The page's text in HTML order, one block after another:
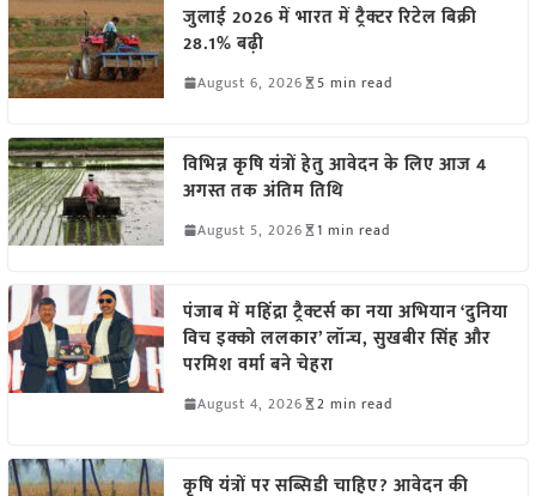
जुलाई 2026 में भारत में ट्रैक्टर रिटेल बिक्री
28.1% बढ़ी
August 6, 2026 5 min read
विभिन्न कृषि यंत्रों हेतु आवेदन के लिए आज 4
अगस्त तक अंतिम तिथि
August 5, 2026 1 min read
पंजाब में महिंद्रा ट्रैक्टर्स का नया अभियान ‘दुनिया
विच इक्को ललकार’ लॉन्च, सुखबीर सिंह और
परमिश वर्मा बने चेहरा
August 4, 2026 2 min read
कृषि यंत्रों पर सब्सिडी चाहिए? आवेदन की